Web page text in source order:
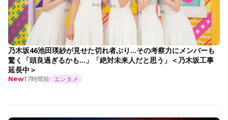
乃木坂46池田瑛紗が見せた切れ者ぶり…その考察力にメンバーも
驚く「頭良過ぎるかも…」「絶対未来人だと思う」＜乃木坂工事
延長中＞
New17時間前 エンタメ